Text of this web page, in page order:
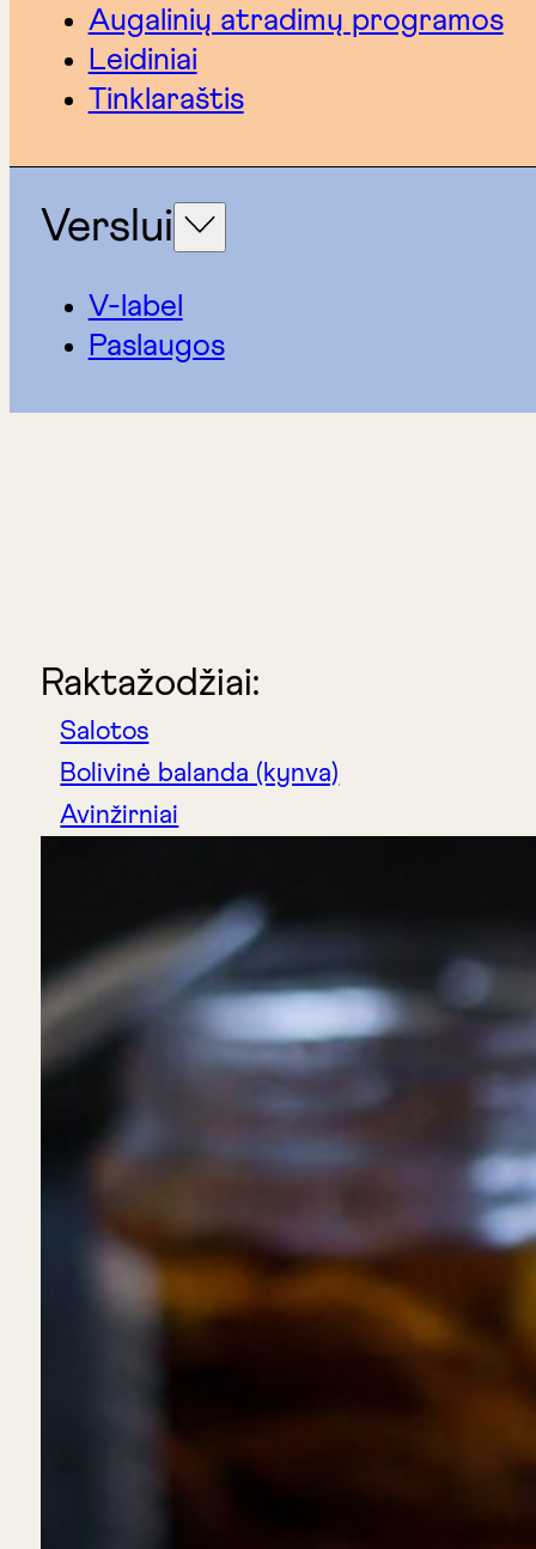
Augalinių atradimų programos
Leidiniai
Tinklaraštis
Verslui
V-label
Paslaugos
Raktažodžiai:
Salotos
Bolivinė balanda (kynva)
Avinžirniai